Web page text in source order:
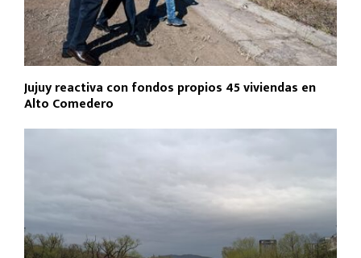
Jujuy reactiva con fondos propios 45 viviendas en
Alto Comedero